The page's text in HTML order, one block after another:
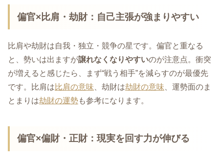
偏官×比肩・劫財：自己主張が強まりやすい
比肩や劫財は自我・独立・競争の星です。偏官と重なる
と、勢いは出ますが譲れなくなりやすいのが注意点。衝突
が増えると感じたら、まず“戦う相手”を減らすのが最優先
です。比肩は比肩の意味 、劫財は劫財の意味 、運勢面のま
とまりは劫財の運勢も参考になります。
偏官×偏財・正財：現実を回す力が伸びる